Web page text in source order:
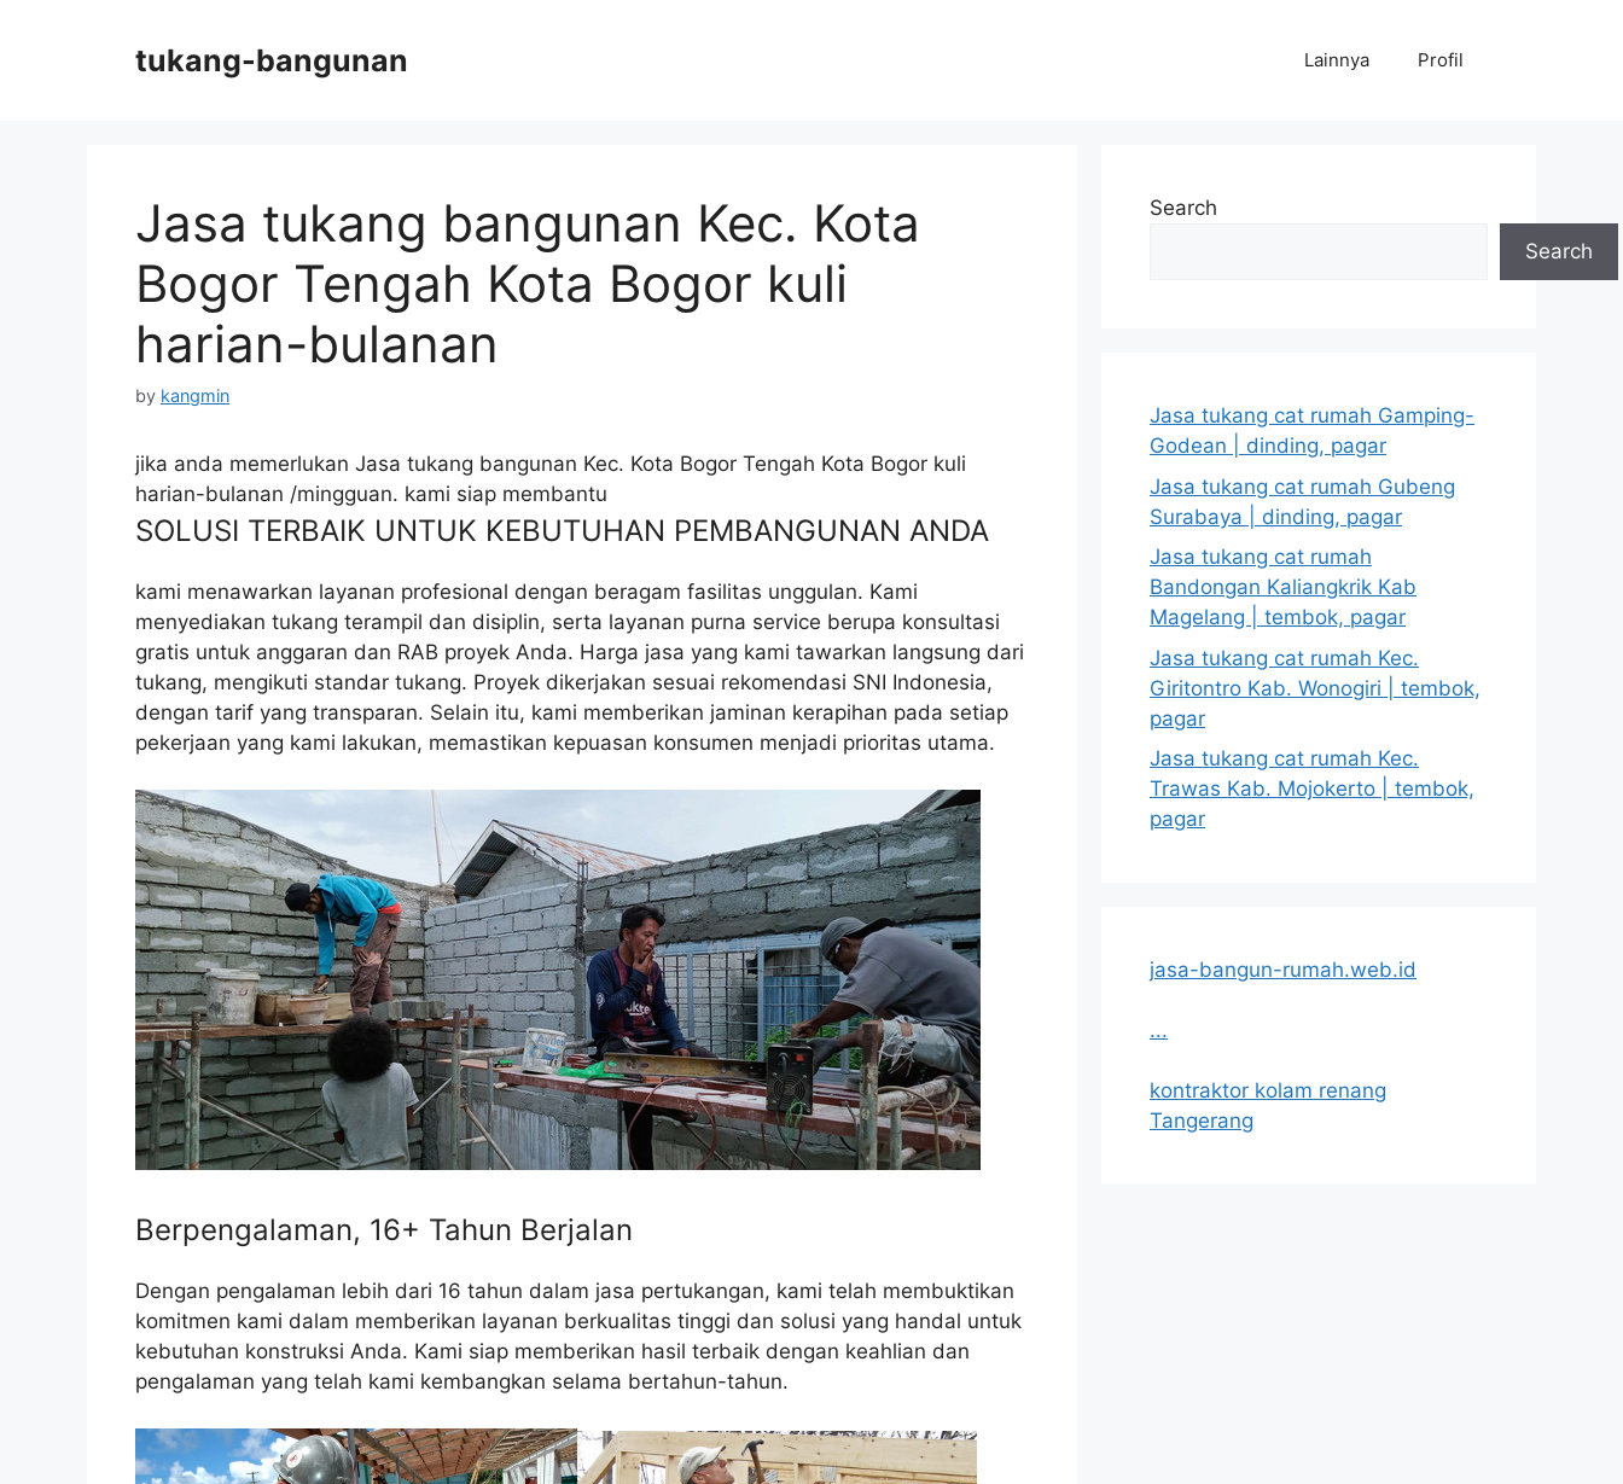
tukang-bangunan Lainnya Profil
Jasa tukang bangunan Kec. Kota
Bogor Tengah Kota Bogor kuli
harian-bulanan
by kangmin
jika anda memerlukan Jasa tukang bangunan Kec. Kota Bogor Tengah Kota Bogor kuli
harian-bulanan /mingguan. kami siap membantu
SOLUSI TERBAIK UNTUK KEBUTUHAN PEMBANGUNAN ANDA
kami menawarkan layanan profesional dengan beragam fasilitas unggulan. Kami
menyediakan tukang terampil dan disiplin, serta layanan purna service berupa konsultasi
gratis untuk anggaran dan RAB proyek Anda. Harga jasa yang kami tawarkan langsung dari
tukang, mengikuti standar tukang. Proyek dikerjakan sesuai rekomendasi SNI Indonesia,
dengan tarif yang transparan. Selain itu, kami memberikan jaminan kerapihan pada setiap
pekerjaan yang kami lakukan, memastikan kepuasan konsumen menjadi prioritas utama.
Berpengalaman, 16+ Tahun Berjalan
Dengan pengalaman lebih dari 16 tahun dalam jasa pertukangan, kami telah membuktikan
komitmen kami dalam memberikan layanan berkualitas tinggi dan solusi yang handal untuk
kebutuhan konstruksi Anda. Kami siap memberikan hasil terbaik dengan keahlian dan
pengalaman yang telah kami kembangkan selama bertahun-tahun.
Search
Search
Jasa tukang cat rumah Gamping-
Godean | dinding, pagar
Jasa tukang cat rumah Gubeng
Surabaya | dinding, pagar
Jasa tukang cat rumah
Bandongan Kaliangkrik Kab
Magelang | tembok, pagar
Jasa tukang cat rumah Kec.
Giritontro Kab. Wonogiri | tembok,
pagar
Jasa tukang cat rumah Kec.
Trawas Kab. Mojokerto | tembok,
pagar
jasa-bangun-rumah.web.id
...
kontraktor kolam renang
Tangerang